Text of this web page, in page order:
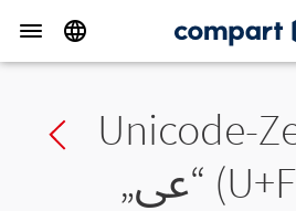
Previous char
Unicode-
„ﳸ“